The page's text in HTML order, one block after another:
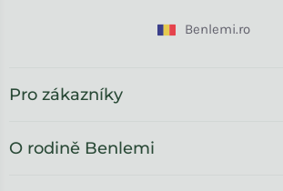
Benlemi.ro
Pro zákazníky
O rodině Benlemi